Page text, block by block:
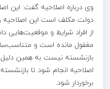
وی درباره اصلاحیه گفت: این
دولت مکلف است این اصلاحیه
از افراد شرایط و موقعیت‌هایی
مغفول مانده است و
بازنشسته نیست به همین دلیل
اصلاحیه انجام شود تا
برخوردار شود.